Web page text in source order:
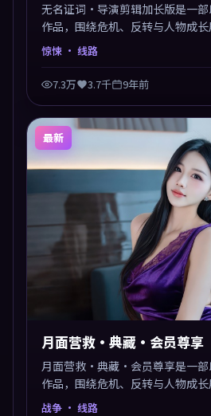
无名证词·导演剪辑加长版是一
作品，围绕危机、反转与人物成
凑，值得推荐观看。
惊悚 · 线路
7.3万 3.7千 9年前
最新
月面营救·典藏·会员尊享
月面营救·典藏·会员尊享是一部
作品，围绕危机、反转与人物成
凑，值得推荐观看。
战争 · 线路